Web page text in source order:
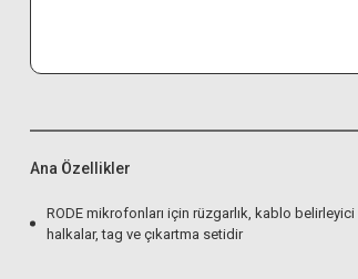
Ana Özellikler
RODE mikrofonları için rüzgarlık, kablo belirleyici
halkalar, tag ve çıkartma setidir